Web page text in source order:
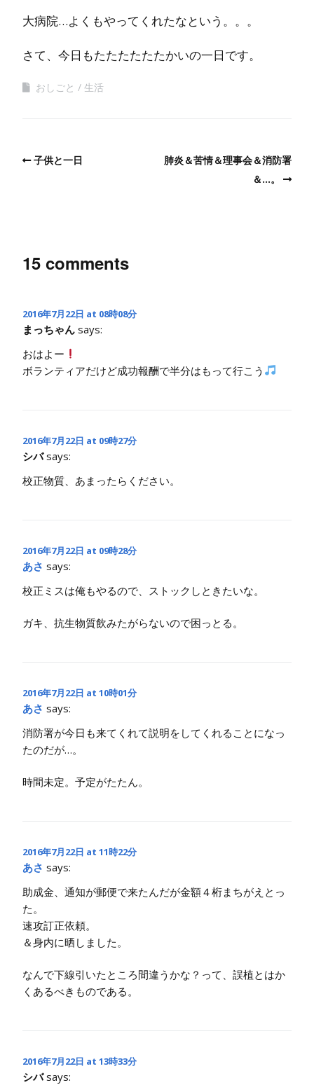
大病院…よくもやってくれたなという。。。
さて、今日もたたたたたたかいの一日です。
おしごと 生活
子供と一日
肺炎＆苦情＆理事会＆消防署
＆…。
15 comments
2016年7月22日 at 08時08分
まっちゃん says:
おはよー
ボランティアだけど成功報酬で半分はもって行こう
2016年7月22日 at 09時27分
シバ says:
校正物質、あまったらください。
2016年7月22日 at 09時28分
あさ says:
校正ミスは俺もやるので、ストックしときたいな。
ガキ、抗生物質飲みたがらないので困っとる。
2016年7月22日 at 10時01分
あさ says:
消防署が今日も来てくれて説明をしてくれることになっ
たのだが…。
時間未定。予定がたたん。
2016年7月22日 at 11時22分
あさ says:
助成金、通知が郵便で来たんだが金額４桁まちがえとっ
た。
速攻訂正依頼。
＆身内に晒しました。
なんで下線引いたところ間違うかな？って、誤植とはか
くあるべきものである。
2016年7月22日 at 13時33分
シバ says: